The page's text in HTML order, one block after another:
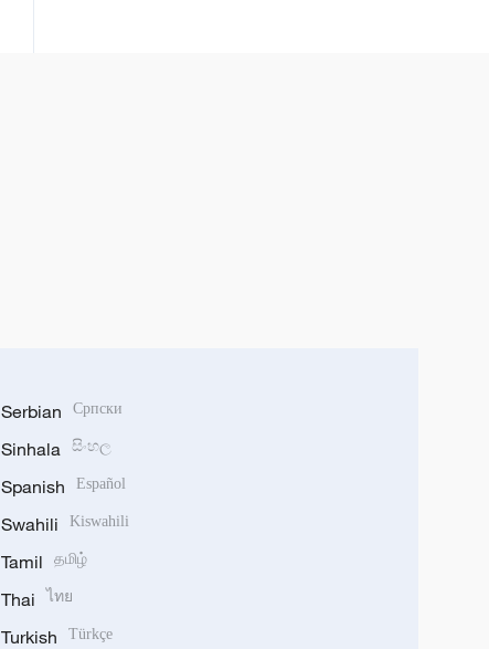
Serbian Српски
Sinhala සිංහල
Spanish Español
Swahili Kiswahili
Tamil தமிழ்
Thai ไทย
Turkish Türkçe